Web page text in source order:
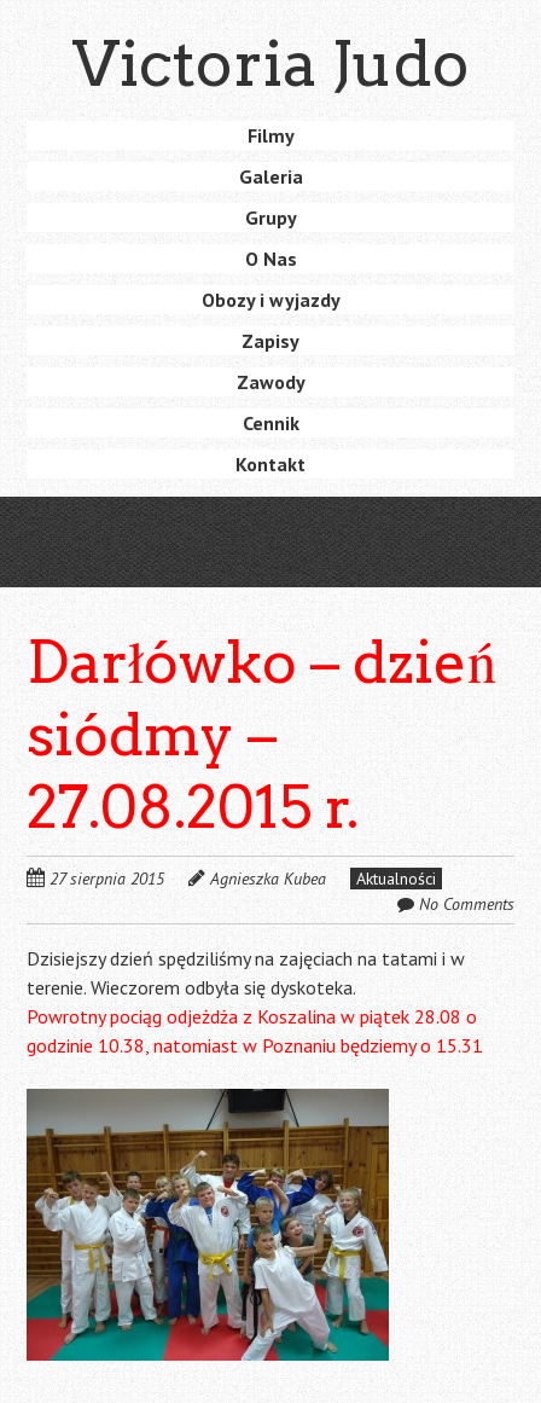
content
Victoria Judo
content
Filmy
Galeria
Grupy
O Nas
Obozy i wyjazdy
Zapisy
Zawody
Cennik
Kontakt
Darłówko – dzień
siódmy –
27.08.2015 r.
27 sierpnia 2015 Agnieszka Kubea
Aktualności
No Comments
Dzisiejszy dzień spędziliśmy na zajęciach na tatami i w
terenie. Wieczorem odbyła się dyskoteka.
Powrotny pociąg odjeżdża z Koszalina w piątek 28.08 o
godzinie 10.38, natomiast w Poznaniu będziemy o 15.31